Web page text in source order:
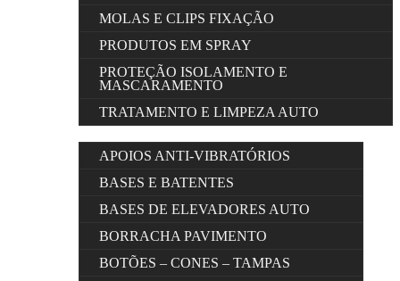
MOLAS E CLIPS FIXAÇÃO
PRODUTOS EM SPRAY
PROTEÇÃO ISOLAMENTO E
MASCARAMENTO
TRATAMENTO E LIMPEZA AUTO
APOIOS ANTI-VIBRATÓRIOS
BASES E BATENTES
BASES DE ELEVADORES AUTO
BORRACHA PAVIMENTO
BOTÕES – CONES – TAMPAS